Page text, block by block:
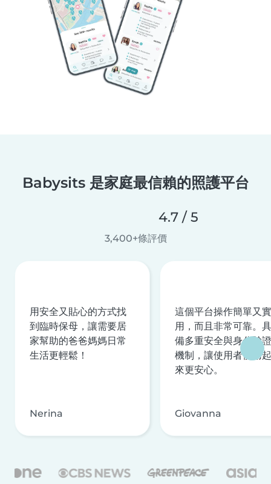
Babysits 是家庭最信賴的照護平台
4.7 / 5
3,400+條評價
用安全又貼心的方式找
到臨時保母，讓需要居
家幫助的爸爸媽媽日常
生活更輕鬆！
Nerina
這個平台操作簡單又實
用，而且非常可靠。具
備多重安全與身分驗證
機制，讓使用者使用起
來更安心。
Giovanna